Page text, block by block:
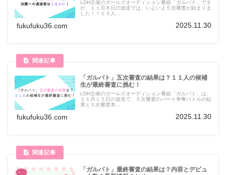
LDH主催のガールズオーディション番組「ガルバト」です
が、１１月８日の放送では、いよいよ５次審査が始まりま
した！！１４人...
fukufuku36.com 2025.11.30
「ガルバト」五次審査の結果は？１１人の候補
生が最終審査に挑む！
LDH主催のガールズオーディション番組「ガルバト」は、
１１月１５日の放送で、５次審査のパート争奪バトルの結
果と５次審査本...
fukufuku36.com 2025.11.30
「ガルバト」最終審査の結果は？内容とデビュ